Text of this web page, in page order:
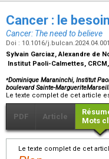
Cancer : le
Cancer: The need to believe
Doi : 10.1016/j.bulcan.2024.04.001
Sylvain Garciaz, Alexandre de
Institut Paoli-Calmettes,
⁎Dominique Maraninchi, Institut
boulevard Sainte-
Le texte complet de cet article
PDF Article
Mots
Le texte complet de cet